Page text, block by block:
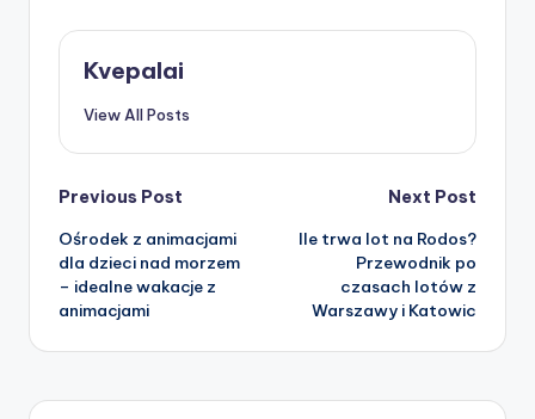
Kvepalai
View All Posts
Post
navigation
Previous Post
Ośrodek z animacjami
dla dzieci nad morzem
– idealne wakacje z
animacjami
Next Post
Ile trwa lot na Rodos?
Przewodnik po
czasach lotów z
Warszawy i Katowic